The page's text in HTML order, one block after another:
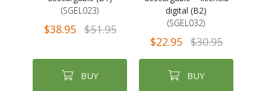
(SGEL023)
$38.95 $51.95
BUY
digital (B2)
(SGEL032)
$22.95 $30.95
BUY